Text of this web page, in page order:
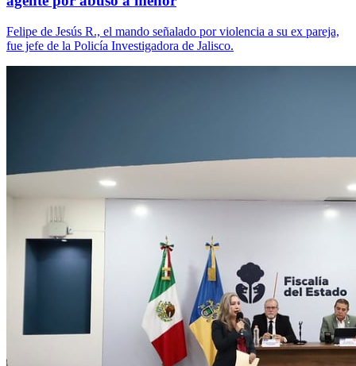
Felipe de Jesús R., el mando señalado por violencia a su ex pareja,
fue jefe de la Policía Investigadora de Jalisco.